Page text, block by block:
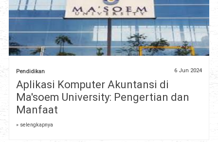
Pendidikan 6 Jun 2024
Aplikasi Komputer Akuntansi di
Ma'soem University: Pengertian dan
Manfaat
» selengkapnya